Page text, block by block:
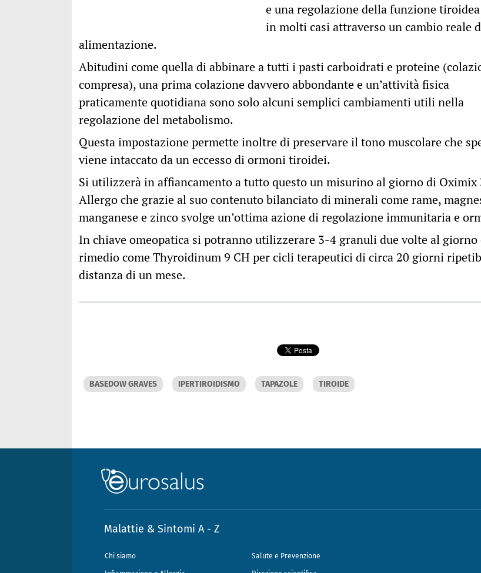
e una regolazione della funzione tiroidea
in molti casi attraverso un cambio reale
alimentazione.
Abitudini come quella di abbinare a tutti i pasti carboidrati e proteine
compresa), una prima colazione davvero abbondante e un’attività fisica
praticamente quotidiana sono solo alcuni semplici cambiamenti utili nella
regolazione del metabolismo.
Questa impostazione permette inoltre di preservare il tono muscolare che
viene intaccato da un eccesso di ormoni tiroidei.
Si utilizzerà in affiancamento a tutto questo un misurino al giorno di Oximix
Allergo che grazie al suo contenuto bilanciato di minerali come rame,
manganese e zinco svolge un’ottima azione di regolazione immunitaria e
In chiave omeopatica si potranno utilizzerare 3-4 granuli due volte al giorno
rimedio come Thyroidinum 9 CH per cicli terapeutici di circa 20 giorni
distanza di un mese.
BASEDOW GRAVES IPERTIROIDISMO TAPAZOLE TIROIDE
Malattie & Sintomi A - Z
Chi siamo Salute e Prevenzione